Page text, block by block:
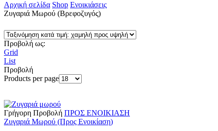
Αρχική σελίδα Shop Ενοικιάσεις
Ζυγαριά Μωρού (Βρεφοζυγός)
Προβολή ως:
Grid
List
Προβολή
Products per page
Γρήγορη Προβολή ΠΡΟΣ ΕΝΟΙΚΙΑΣΗ
Ζυγαριά Μωρού (Προς Ενοικίαση)